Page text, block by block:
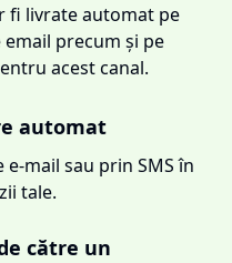
fi livrate automat pe
precum și pe
acest canal.
automat
mail sau prin SMS în
tale.
către un